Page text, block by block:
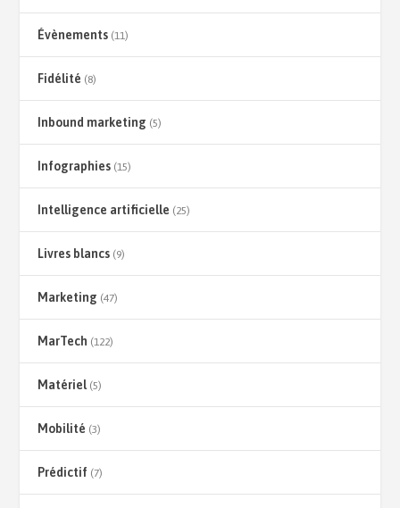
Évènements (11)
Fidélité (8)
Inbound marketing (5)
Infographies (15)
Intelligence artificielle (25)
Livres blancs (9)
Marketing (47)
MarTech (122)
Matériel(5)
Mobilité (3)
Prédictif (7)